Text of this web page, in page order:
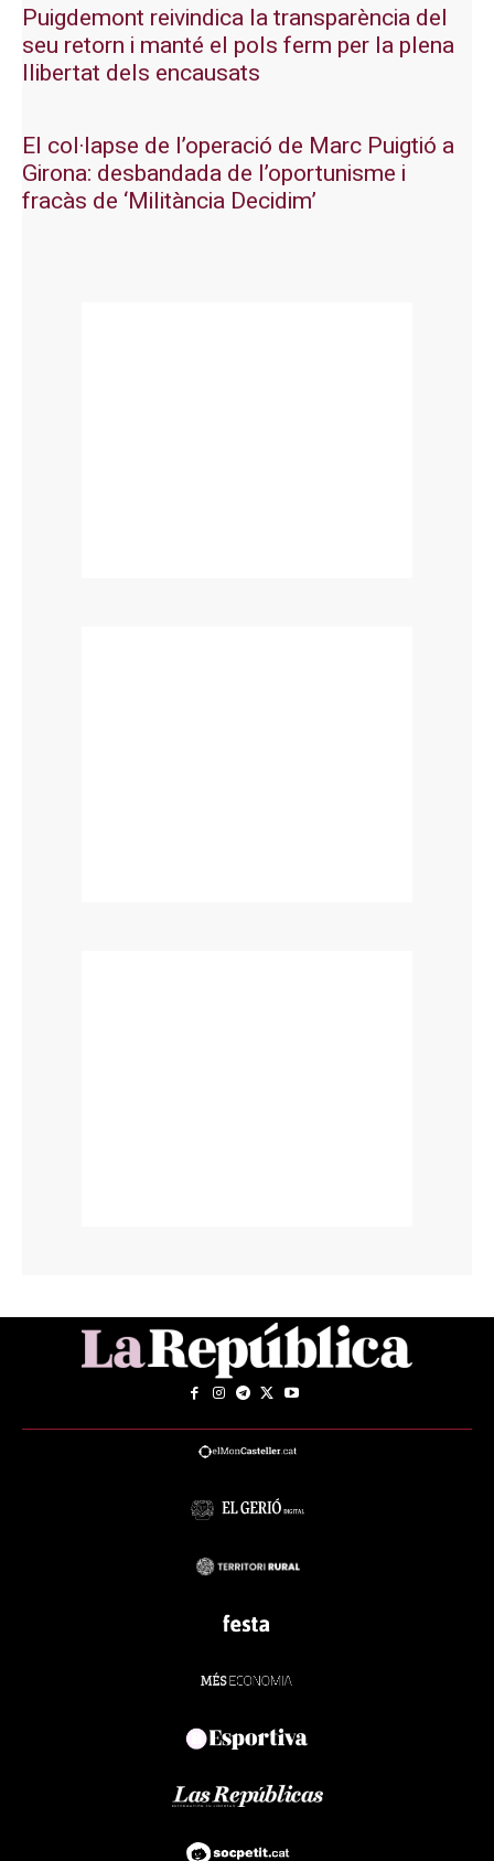
Puigdemont reivindica la transparència del
seu retorn i manté el pols ferm per la plena
llibertat dels encausats
El col·lapse de l’operació de Marc Puigtió a
Girona: desbandada de l’oportunisme i
fracàs de ‘Militància Decidim’